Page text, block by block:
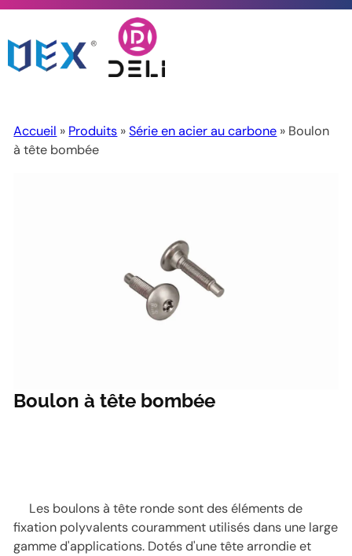
Accueil » Produits »Série en acier au carbone » Boulon
à tête bombée
Boulon à tête bombée
Les boulons à tête ronde sont des éléments de
fixation polyvalents couramment utilisés dans une large
gamme d'applications. Dotés d'une tête arrondie et